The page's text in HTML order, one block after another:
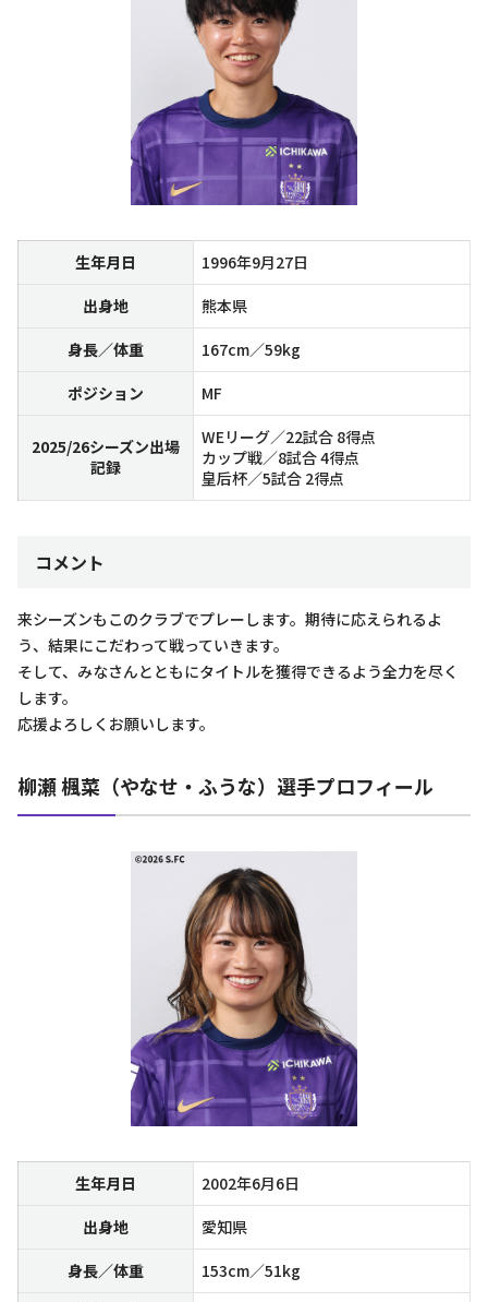
生年月日
1996年9月27日
出身地
熊本県
身長／体重
167cm／59kg
ポジション
MF
2025/26シーズン出場
記録
WEリーグ／22試合 8得点
カップ戦／8試合 4得点
皇后杯／5試合 2得点
コメント
来シーズンもこのクラブでプレーします。期待に応えられるよ
う、結果にこだわって戦っていきます。
そして、みなさんとともにタイトルを獲得できるよう全力を尽く
します。
応援よろしくお願いします。
柳瀬 楓菜（やなせ・ふうな）選手プロフィール
生年月日
2002年6月6日
出身地
愛知県
身長／体重
153cm／51kg